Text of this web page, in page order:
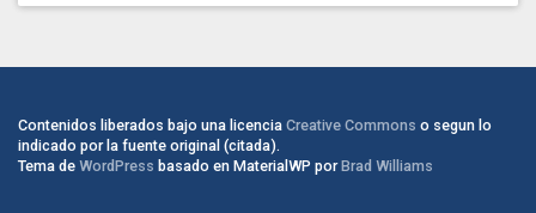
Contenidos liberados bajo una licencia Creative Commons o segun lo
indicado por la fuente original (citada).
Tema de WordPress basado en MaterialWP porBrad Williams